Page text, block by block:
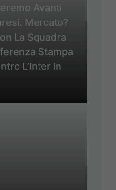
Avanti
Mercato?
La Squadra
Stampa
L’Inter In